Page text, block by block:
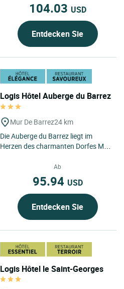
regionaler...104.03 USD
Entdecken Sie
Logis Hôtel Auberge du Barrez
Mur De Barrez24 km
Die Auberge du Barrez liegt im
Herzen des charmanten Dorfes Mur
und malerischen Rückzugsort...
Ab
95.94 USD
Entdecken Sie
Logis Hôtel le Saint-Georges